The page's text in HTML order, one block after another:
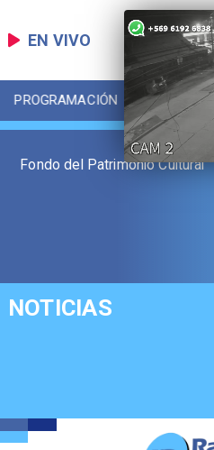
EN VIVO
PROGRAMACIÓN LOCAL
Fondo del Patrimonio Cultural
NOTICIAS